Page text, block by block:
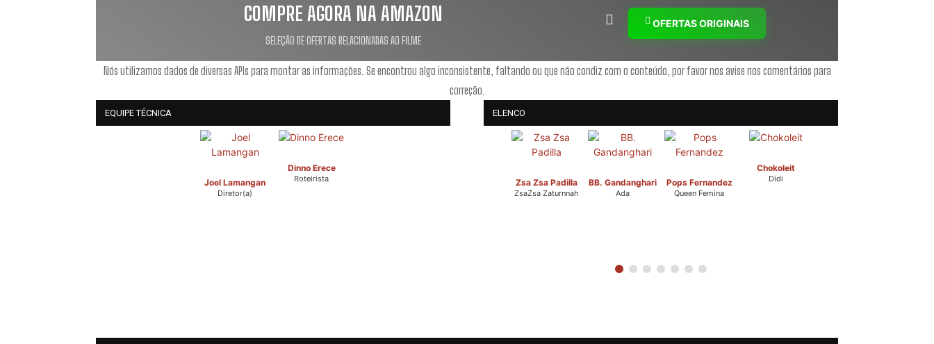
COMPRE AGORA NA AMAZON
SELEÇÃO DE OFERTAS RELACIONADAS AO FILME
OFERTAS ORIGINAIS
Nós utilizamos dados de diversas APIs para montar as informações. Se encontrou algo inconsistente, faltando ou que não condiz com o conteúdo, por favor nos avise nos comentários para
correção.
EQUIPE TÉCNICA
Joel Lamangan
Diretor(a)
Dinno Erece
Roteirista
ELENCO
Zsa Zsa Padilla
ZsaZsa Zaturnnah
BB. Gandanghari
Ada
Pops Fernandez
Queen Femina
Chokoleit
Didi